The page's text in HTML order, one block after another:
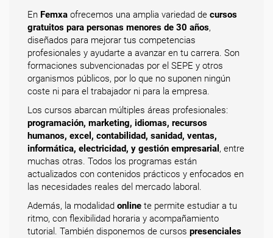
En Femxa ofrecemos una amplia variedad de cursos
gratuitos para personas menores de 30 años,
diseñados para mejorar tus competencias
profesionales y ayudarte a avanzar en tu carrera. Son
formaciones subvencionadas por el SEPE y otros
organismos públicos, por lo que no suponen ningún
coste ni para el trabajador ni para la empresa.
Los cursos abarcan múltiples áreas profesionales:
programación, marketing, idiomas, recursos
humanos, excel, contabilidad, sanidad, ventas,
informática, electricidad, y gestión empresarial , entre
muchas otras. Todos los programas están
actualizados con contenidos prácticos y enfocados en
las necesidades reales del mercado laboral.
Además, la modalidad online te permite estudiar a tu
ritmo, con flexibilidad horaria y acompañamiento
tutorial. También disponemos de cursos presenciales